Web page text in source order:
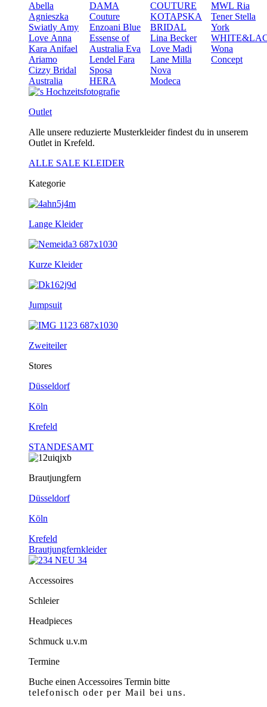
Abella
Agnieszka
Swiatly Amy
Love Anna
Kara Anifael
Ariamo
Cizzy Bridal
Australia
DAMA
Couture
Enzoani Blue
Essense of
Australia Eva
Lendel Fara
Sposa
HERA
COUTURE
KOTAPSKA
BRIDAL
Lina Becker
Love Madi
Lane Milla
Nova
Modeca
MWL Ria
Tener Stella
York
Wona
Concept
Outlet
Alle unsere reduzierte Musterkleider findest du in unserem
Outlet in Krefeld.
ALLE SALE KLEIDER
Kategorie
Lange Kleider
Kurze Kleider
Jumpsuit
Zweiteiler
Stores
Düsseldorf
Köln
Krefeld
STANDESAMT
Brautjungfern
Düsseldorf
Köln
Krefeld
Brautjungfernkleider
Accessoires
Schleier
Headpieces
Schmuck u.v.m
Termine
Buche einen Accessoires Termin bitte
telefonischoder per Mail bei uns.